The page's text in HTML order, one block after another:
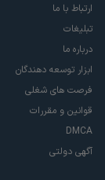
ارتباط با ما
تبلیغات
درباره ما
ابزار توسعه دهندگان
فرصت های شغلی
قوانین و مقررات
DMCA
آگهی دولتی